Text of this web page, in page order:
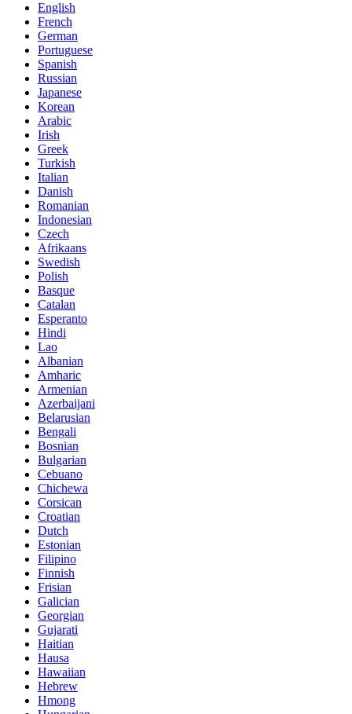
English
French
German
Portuguese
Spanish
Russian
Japanese
Korean
Arabic
Irish
Greek
Turkish
Italian
Danish
Romanian
Indonesian
Czech
Afrikaans
Swedish
Polish
Basque
Catalan
Esperanto
Hindi
Lao
Albanian
Amharic
Armenian
Azerbaijani
Belarusian
Bengali
Bosnian
Bulgarian
Cebuano
Chichewa
Corsican
Croatian
Dutch
Estonian
Filipino
Finnish
Frisian
Galician
Georgian
Gujarati
Haitian
Hausa
Hawaiian
Hebrew
Hmong